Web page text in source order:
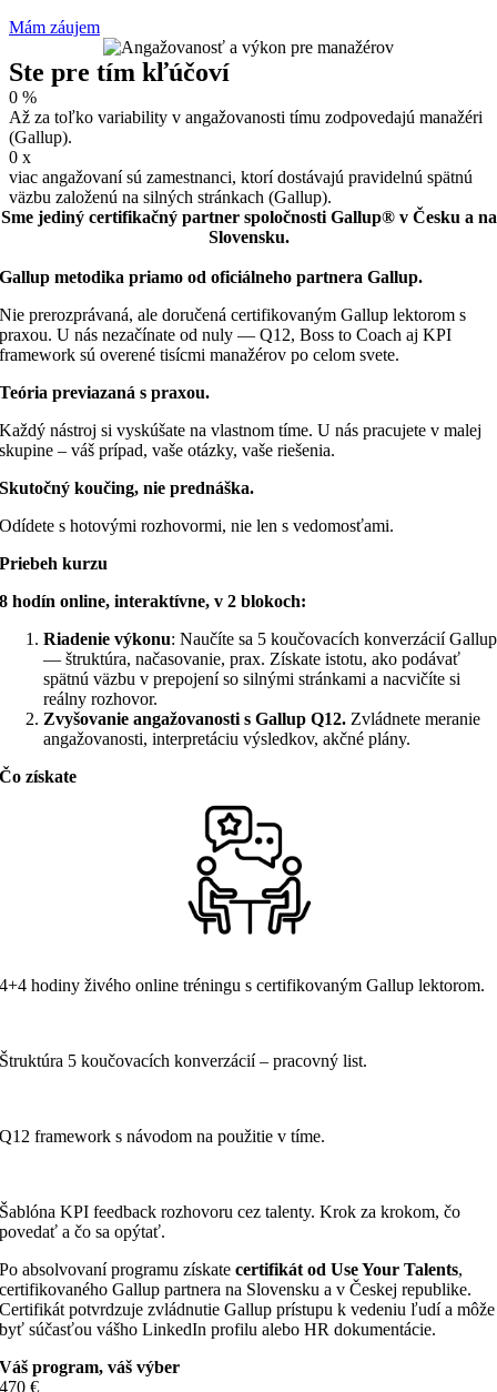
Mám záujem
Ste pre tím kľúčoví
0 %
Až za toľko variability v angažovanosti tímu zodpovedajú manažéri
(Gallup).
0 x
viac angažovaní sú zamestnanci, ktorí dostávajú pravidelnú spätnú
väzbu založenú na silných stránkach (Gallup).
Sme jediný certifikačný partner spoločnosti Gallup® v Česku a na
Slovensku.
Gallup metodika priamo od oficiálneho partnera Gallup.
Nie prerozprávaná, ale doručená certifikovaným Gallup lektorom s
praxou. U nás nezačínate od nuly — Q12, Boss to Coach aj KPI
framework sú overené tisícmi manažérov po celom svete.
Teória previazaná s praxou.
Každý nástroj si vyskúšate na vlastnom tíme. U nás pracujete v malej
skupine – váš prípad, vaše otázky, vaše riešenia.
Skutočný koučing, nie prednáška.
Odídete s hotovými rozhovormi, nie len s vedomosťami.
Priebeh kurzu
8 hodín online, interaktívne, v 2 blokoch:
Riadenie výkonu: Naučíte sa 5 koučovacích konverzácií Gallup
— štruktúra, načasovanie, prax. Získate istotu, ako podávať
spätnú väzbu v prepojení so silnými stránkami a nacvičíte si
reálny rozhovor.
Zvyšovanie angažovanosti s Gallup Q12. Zvládnete meranie
angažovanosti, interpretáciu výsledkov, akčné plány.
Čo získate
4+4 hodiny živého online tréningu s certifikovaným Gallup lektorom.
Štruktúra 5 koučovacích konverzácií – pracovný list.
Q12 framework s návodom na použitie v tíme.
Šablóna KPI feedback rozhovoru cez talenty. Krok za krokom, čo
povedať a čo sa opýtať.
Po absolvovaní programu získatecertifikát od Use Your Talents,
certifikovaného Gallup partnera na Slovensku a v Českej republike.
Certifikát potvrdzuje zvládnutie Gallup prístupu k vedeniu ľudí a môže
byť súčasťou vášho LinkedIn profilu alebo HR dokumentácie.
Váš program, váš výber
470 €